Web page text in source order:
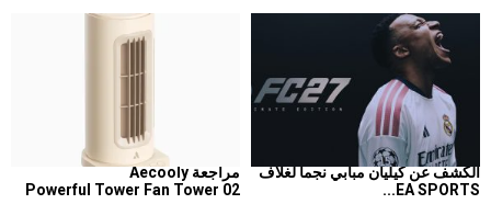
الكشف عن كيليان مبابي نجماً لغلاف
EA SPORTS...
مراجعة Aecooly
Powerful Tower Fan Tower 02